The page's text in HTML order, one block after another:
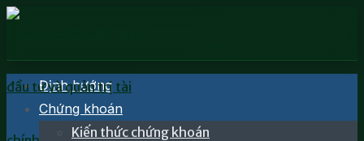
Định hướng
Chứng khoán
Kiến thức chứng khoán